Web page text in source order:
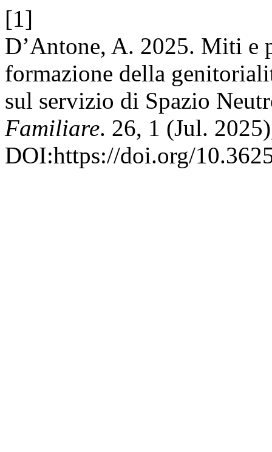
[1]
D’Antone, A. 2025. Miti e
formazione della
sul servizio di Spazio
Familiare. 26, 1 (Jul.
DOI:https://doi.org/